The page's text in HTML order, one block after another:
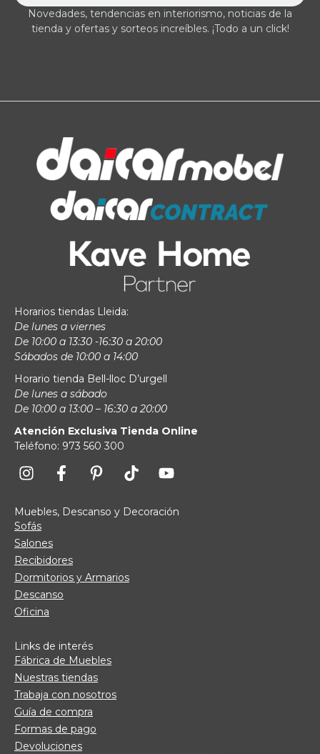
Novedades, tendencias en interiorismo, noticias de la
tienda y ofertas y sorteos increíbles. ¡Todo a un click!
Horarios tiendas Lleida:
De lunes a viernes
De 10:00 a 13:30 -16:30 a 20:00
Sábados de 10:00 a 14:00
Horario tienda Bell-lloc D’urgell
De lunes a sábado
De 10:00 a 13:00 – 16:30 a 20:00
Atención Exclusiva Tienda Online
Teléfono: 973 560 300
Muebles, Descanso y Decoración
Sofás
Salones
Recibidores
Dormitorios y Armarios
Descanso
Oficina
Links de interés
Fábrica de Muebles
Nuestras tiendas
Trabaja con nosotros
Guía de compra
Formas de pago
Devoluciones